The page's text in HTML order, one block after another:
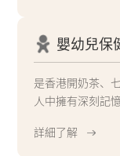
嬰幼兒保
是香港開奶茶、
人中擁有深刻記
詳細了解